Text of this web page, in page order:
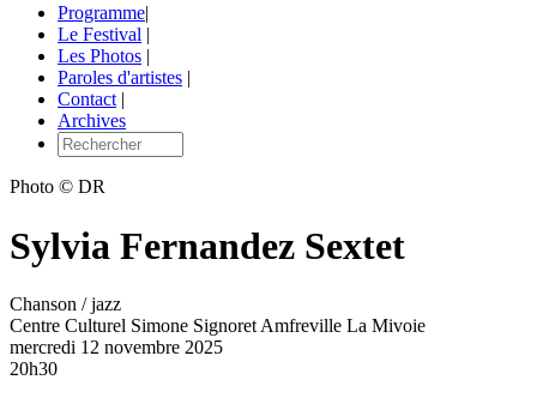
Programme|
Le Festival |
Les Photos |
Paroles d'artistes |
Contact |
Archives
Photo © DR
Sylvia Fernandez Sextet
Chanson / jazz
Centre Culturel Simone Signoret Amfreville La Mivoie
mercredi 12 novembre 2025
20h30